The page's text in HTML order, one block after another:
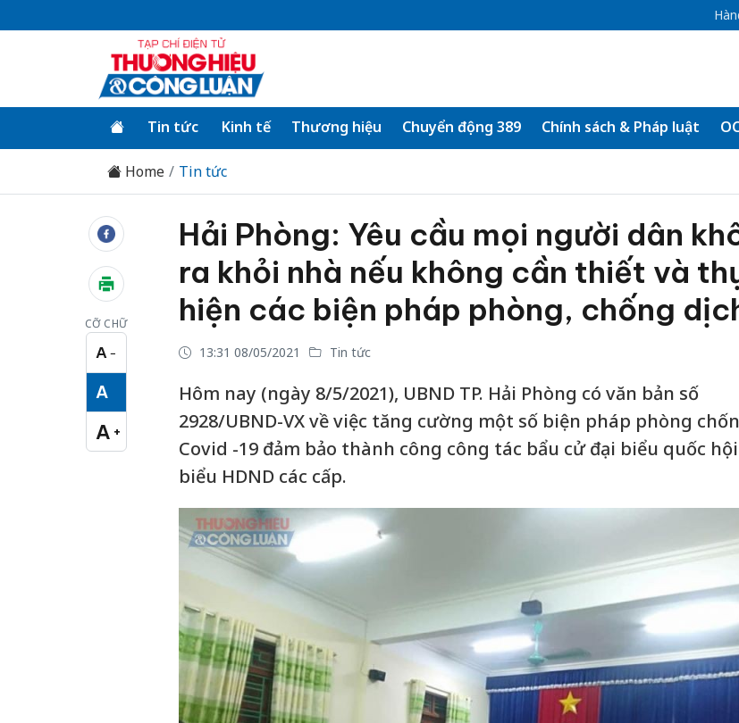
Tin tức Kinh tế Thương hiệu Chuyển động 389 Chính sách & Pháp luật
Home Tin tức
CỠ CHỮ
A −
Cỡ chữ nhỏ
A
Cỡ chữ vừa
A +
Cỡ chữ lớn
Hải Phòng: Yêu cầu mọi người dân
ra khỏi nhà nếu không cần thiết và
hiện các biện pháp phòng, chống
13:31 08/05/2021 Tin tức
Hôm nay (ngày 8/5/2021), UBND TP. Hải Phòng có văn bản số
2928/UBND-VX về việc tăng cường một số biện pháp phòng
Covid -19 đảm bảo thành công công tác bẩu cử đại biểu quốc
biểu HDND các cấp.